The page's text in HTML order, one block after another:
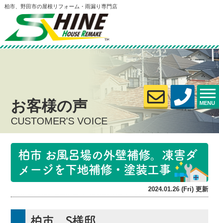
柏市、野田市の屋根リフォーム・雨漏り専門店
MENU
お客様の声
CUSTOMER'S VOICE
柏市 お風呂場の外壁補修。凍害ダ
メージを下地補修・塗装工事
2024.01.26 (Fri) 更新